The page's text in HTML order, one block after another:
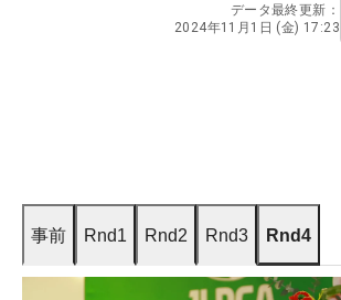
データ最終更新：
2024年11月1日 (金) 17:23
事前 Rnd1 Rnd2 Rnd3 Rnd4